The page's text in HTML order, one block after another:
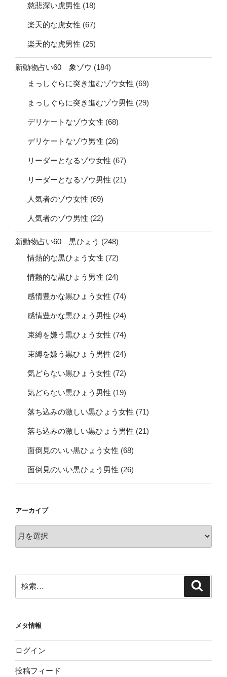
慈悲深い虎男性 (18)
楽天的な虎女性 (67)
楽天的な虎男性 (25)
新動物占い60 象ゾウ (184)
まっしぐらに突き進むゾウ女性 (69)
まっしぐらに突き進むゾウ男性 (29)
デリケートなゾウ女性 (68)
デリケートなゾウ男性 (26)
リーダーとなるゾウ女性 (67)
リーダーとなるゾウ男性 (21)
人気者のゾウ女性 (69)
人気者のゾウ男性 (22)
新動物占い60 黒ひょう (248)
情熱的な黒ひょう女性 (72)
情熱的な黒ひょう男性 (24)
感情豊かな黒ひょう女性 (74)
感情豊かな黒ひょう男性 (24)
束縛を嫌う黒ひょう女性 (74)
束縛を嫌う黒ひょう男性 (24)
気どらない黒ひょう女性 (72)
気どらない黒ひょう男性 (19)
落ち込みの激しい黒ひょう女性 (71)
落ち込みの激しい黒ひょう男性 (21)
面倒見のいい黒ひょう女性 (68)
面倒見のいい黒ひょう男性 (26)
アーカイブ
ー
索:
メタ情報
ログイン
投稿フィード